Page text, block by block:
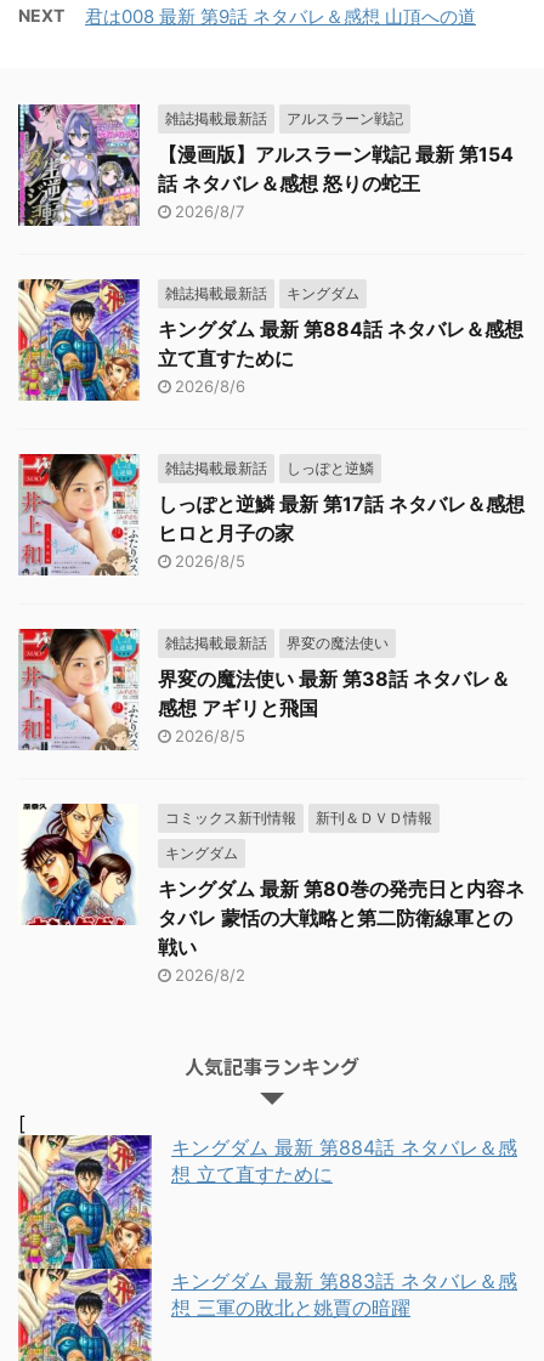
NEXT 君は008 最新 第9話 ネタバレ＆感想 山頂への道
雑誌掲載最新話 アルスラーン戦記
【漫画版】アルスラーン戦記 最新 第154
話 ネタバレ＆感想 怒りの蛇王
2026/8/7
雑誌掲載最新話 キングダム
キングダム 最新 第884話 ネタバレ＆感想
立て直すために
2026/8/6
雑誌掲載最新話 しっぽと逆鱗
しっぽと逆鱗 最新 第17話 ネタバレ＆感想
ヒロと月子の家
2026/8/5
雑誌掲載最新話 界変の魔法使い
界変の魔法使い 最新 第38話 ネタバレ＆
感想 アギリと飛国
2026/8/5
コミックス新刊情報
新刊＆ＤＶＤ情報
キングダム
キングダム 最新 第80巻の発売日と内容ネ
タバレ 蒙恬の大戦略と第二防衛線軍との
戦い
2026/8/2
人気記事ランキング
[
キングダム 最新 第884話 ネタバレ＆感
想 立て直すために
キングダム 最新 第883話 ネタバレ＆感
想 三軍の敗北と姚賈の暗躍